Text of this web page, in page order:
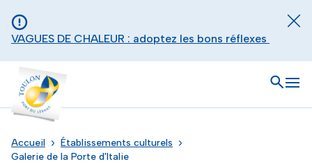
VAGUES DE CHALEUR : adoptez les bons réflexes
Toulon - Port du levant, retour à l'accueil
Ouvrir
Accueil
Établissements culturels
Galerie de la Porte d'Italie